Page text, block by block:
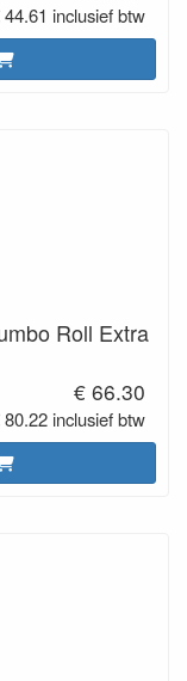
44.61 inclusief btw
Roll Extra
€ 66.30
80.22 inclusief btw